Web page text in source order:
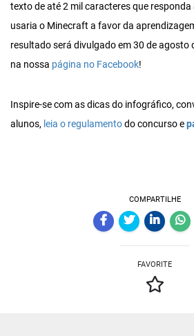
texto de até 2 mil caracteres que responda
usaria o Minecraft a favor da
resultado será divulgado em 30 de agosto
na nossa página no Facebook!
Inspire-se com as dicas do infográfico,
alunos, leia o regulamentodo concurso e
COMPARTILHE
FAVORITE